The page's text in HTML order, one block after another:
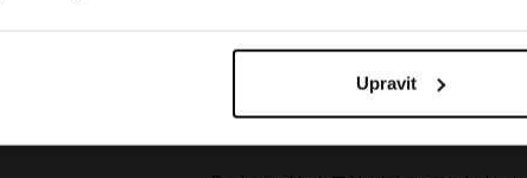
Upravit
kategorie? Kompletní průvodce
závodů, rekordy a